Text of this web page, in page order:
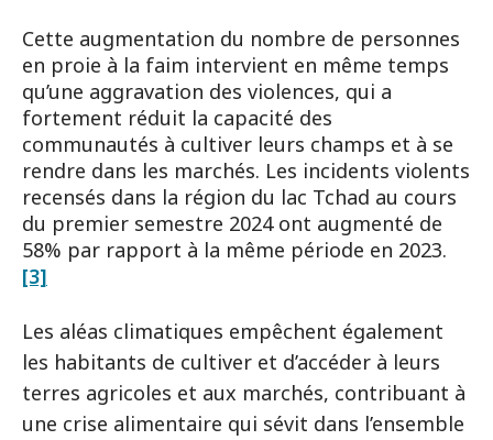
Cette augmentation du nombre de personnes
en proie à la faim intervient en même temps
qu’une aggravation des violences, qui a
fortement réduit la capacité des
communautés à cultiver leurs champs et à se
rendre dans les marchés. Les incidents violents
recensés dans la région du lac Tchad au cours
du premier semestre 2024 ont augmenté de
58% par rapport à la même période en 2023.
[3]
Les aléas climatiques empêchent également
les habitants de cultiver et d’accéder à leurs
terres agricoles et aux marchés, contribuant à
une crise alimentaire qui sévit dans l’ensemble